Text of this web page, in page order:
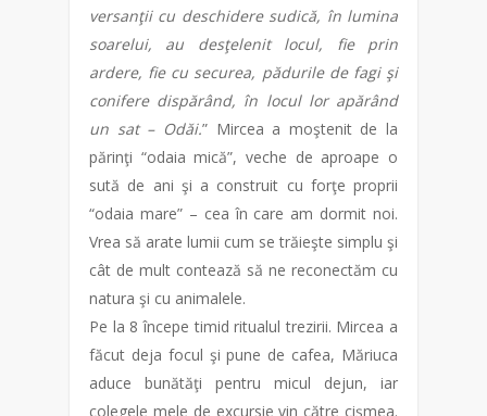
versanţii cu deschidere sudică, în lumina
soarelui, au desţelenit locul, fie prin
ardere, fie cu securea, pădurile de fagi şi
conifere dispărând, în locul lor apărând
un sat – Odăi.” Mircea a moştenit de la
părinţi “odaia mică”, veche de aproape o
sută de ani şi a construit cu forţe proprii
“odaia mare” – cea în care am dormit noi.
Vrea să arate lumii cum se trăieşte simplu şi
cât de mult contează să ne reconectăm cu
natura şi cu animalele.
Pe la 8 începe timid ritualul trezirii. Mircea a
făcut deja focul şi pune de cafea, Măriuca
aduce bunătăţi pentru micul dejun, iar
colegele mele de excursie vin către cişmea.